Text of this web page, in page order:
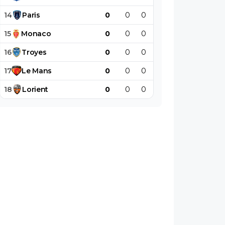
14 Paris 0 0 0
15 Monaco 0 0 0
16 Troyes 0 0 0
17 Le Mans 0 0 0
18 Lorient 0 0 0